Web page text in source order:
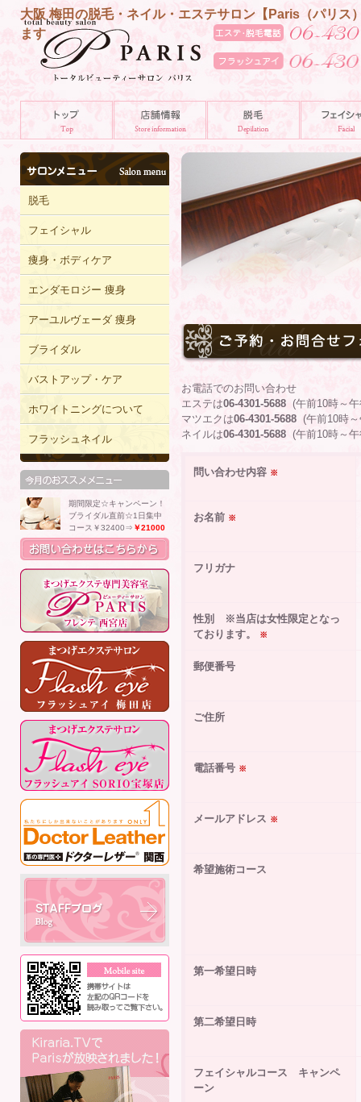
大阪 梅田の脱毛・ネイル・エステサロン【Paris（パリ
ます
お電話でのお問い合わせ
エステは06-4301-5688 (午前10時～
マツエクは06-4301-5688 (午前10時
ネイルは06-4301-5688 (午前10時～
問い合わせ内容 ※
お名前 ※
フリガナ
性別 ※当店は女性限定となっ
ております。
※
郵便番号
ご住所
電話番号 ※
メールアドレス ※
希望施術コース
第一希望日時
第二希望日時
フェイシャルコース キャンペ
ーン
脱毛
フェイシャル
痩身・ボディケア
エンダモロジー 痩身
アーユルヴェーダ 痩身
ブライダル
バストアップ・ケア
ホワイトニングについて
フラッシュネイル
期間限定☆キャンペーン！
ブライダル直前☆1日集中
コース￥32400⇒ ￥21000